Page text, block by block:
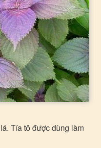
Tía tô được dùng làm